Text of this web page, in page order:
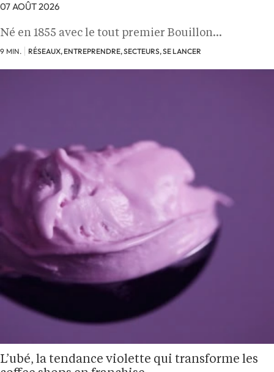
07 AOÛT 2026
Né en 1855 avec le tout premier Bouillon…
9 MIN. RÉSEAUX, ENTREPRENDRE, SECTEURS, SE LANCER
L’ubé, la tendance violette qui transforme les